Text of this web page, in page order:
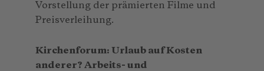
Vorstellung der prämierten Filme und
Preisverleihung.
Kirchenforum: Urlaub auf Kosten
anderer? Arbeits- und